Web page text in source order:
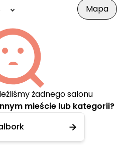
Mapa
żadnego salonu
mieście lub kategorii?